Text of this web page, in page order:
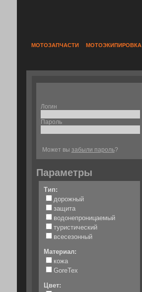
МОТОЗАПЧАСТИ МОТОЭКИПИРОВКА
Логин
Пароль
Может вы забыли пароль?
Параметры
Тип:
дорожный
защита
водонепроницаемый
туристический
всесезонный
Материал:
кожа
GoreTex
Цвет: